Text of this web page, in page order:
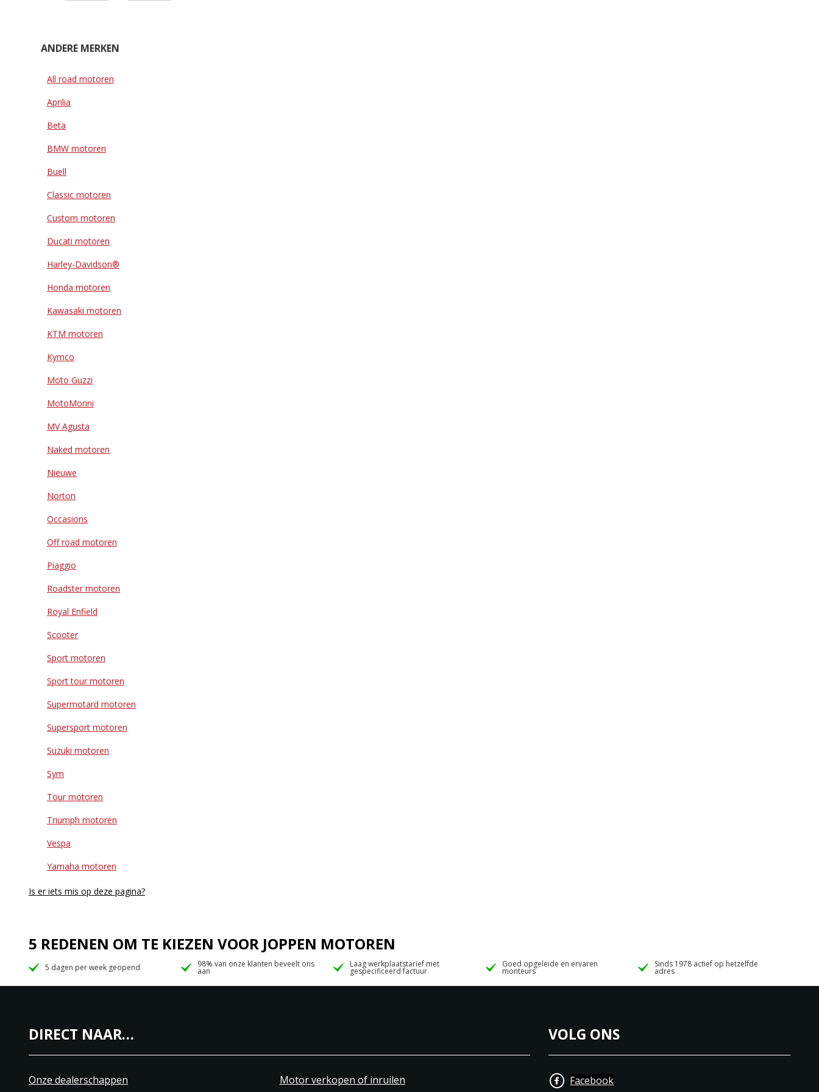
ANDERE MERKEN
All road motoren
Aprilia
Beta
BMW motoren
Buell
Classic motoren
Custom motoren
Ducati motoren
Harley-Davidson®
Honda motoren
Kawasaki motoren
KTM motoren
Kymco
Moto Guzzi
MotoMorini
MV Agusta
Naked motoren
Nieuwe
Norton
Occasions
Off road motoren
Piaggio
Roadster motoren
Royal Enfield
Scooter
Sport motoren
Sport tour motoren
Supermotard motoren
Supersport motoren
Suzuki motoren
Sym
Tour motoren
Triumph motoren
Vespa
Yamaha motoren
Is er iets mis op deze pagina?
5 REDENEN OM TE KIEZEN VOOR JOPPEN MOTOREN
5 dagen per week geopend 98% van onze klanten beveelt ons
aan
Laag werkplaatstarief met
gespecificeerd factuur
Goed opgeleide en ervaren
monteurs
Sinds 1978 actief op hetzelfde
adres
DIRECT NAAR…
Onze dealerschappen Motor verkopen of inruilen
VOLG ONS
Facebook